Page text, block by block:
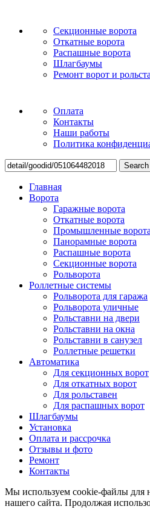
Секционные ворота
Откатные ворота
Распашные ворота
Шлагбаумы
Ремонт ворот и
Оплата
Контакты
Наши работы
Политика
Search
Главная
Ворота
Гаражные ворота
Откатные ворота
Промышленные ворота
Панорамные ворота
Распашные ворота
Секционные ворота
Рольворота
Роллетные системы
Рольворота для гаража
Рольворота уличные
Рольставни на двери
Рольставни на окна
Рольставни в санузел
Роллетные решетки
Автоматика
Для секционных ворот
Для откатных ворот
Для рольставен
Для распашных ворот
Шлагбаумы
Установка
Оплата и рассрочка
Отзывы и фото
Ремонт
Контакты
Мы используем cookie-файлы для
нашего сайта. Продолжая